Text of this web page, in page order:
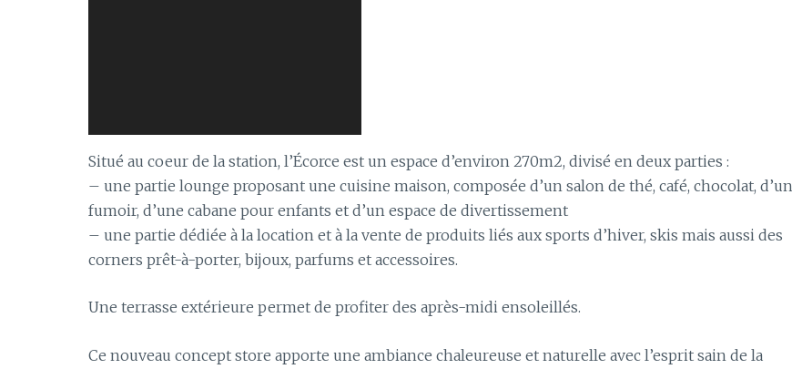
Situé au coeur de la station, l’Écorce est un espace d’environ 270m2, divisé en deux parties :
– une partie lounge proposant une cuisine maison, composée d’un salon de thé, café, chocolat, d’un
fumoir, d’une cabane pour enfants et d’un espace de divertissement
– une partie dédiée à la location et à la vente de produits liés aux sports d’hiver, skis mais aussi des
corners prêt-à-porter, bijoux, parfums et accessoires.
Une terrasse extérieure permet de profiter des après-midi ensoleillés.
Ce nouveau concept store apporte une ambiance chaleureuse et naturelle avec l’esprit sain de la